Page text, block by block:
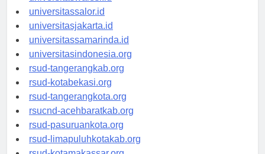
universitaswalesi.id
universitassalor.id
universitasjakarta.id
universitassamarinda.id
universitasindonesia.org
rsud-tangerangkab.org
rsud-kotabekasi.org
rsud-tangerangkota.org
rsucnd-acehbaratkab.org
rsud-pasuruankota.org
rsud-limapuluhkotakab.org